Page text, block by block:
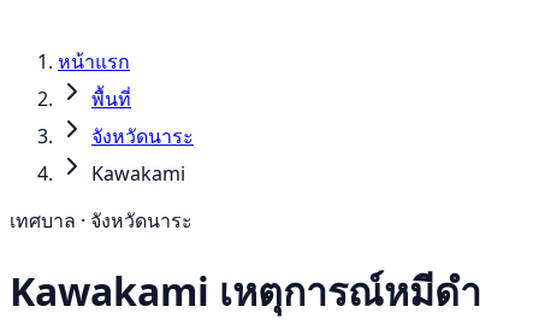
หน้าแรก
พื้นที่
จังหวัดนาระ
Kawakami
เทศบาล · จังหวัดนาระ
Kawakami เหตุการณ์หมีดำ